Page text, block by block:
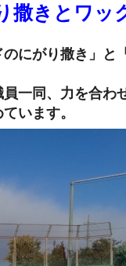
きとワッ
にがり撒き」と
一同、力を合わ
います。